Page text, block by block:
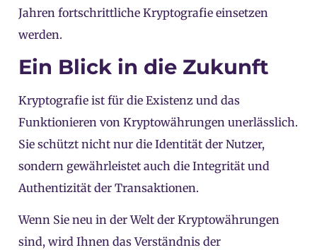
Jahren fortschrittliche Kryptografie einsetzen
werden.
Ein Blick in die Zukunft
Kryptografie ist für die Existenz und das
Funktionieren von Kryptowährungen unerlässlich.
Sie schützt nicht nur die Identität der Nutzer,
sondern gewährleistet auch die Integrität und
Authentizität der Transaktionen.
Wenn Sie neu in der Welt der Kryptowährungen
sind, wird Ihnen das Verständnis der